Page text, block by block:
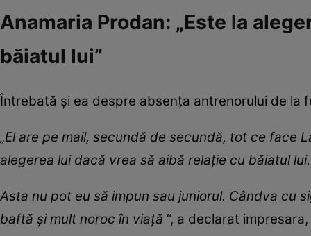
Anamaria Prodan: „Este la
băiatul lui”
Întrebată și ea despre absența antrenorului de
„El are pe mail, secundă de secundă, tot ce face
alegerea lui dacă vrea să aibă relație cu băiatul
Asta nu pot eu să impun sau juniorul. Cândva cu
baftă și mult noroc în viață “, a declarat